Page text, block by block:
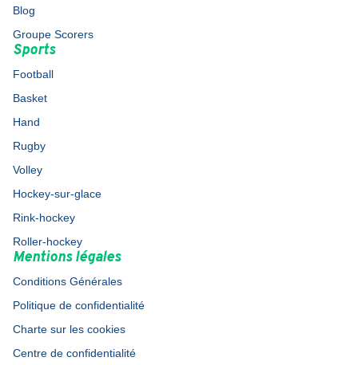
Blog
Groupe Scorers
Sports
Football
Basket
Hand
Rugby
Volley
Hockey-sur-glace
Rink-hockey
Roller-hockey
Mentions légales
Conditions Générales
Politique de confidentialité
Charte sur les cookies
Centre de confidentialité